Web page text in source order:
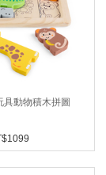
具動物積木拼圖
1099